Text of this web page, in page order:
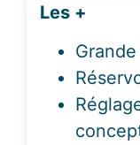
Les +